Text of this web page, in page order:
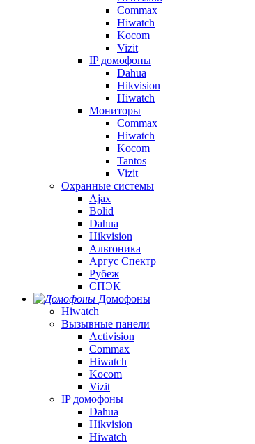
Commax
Hiwatch
Kocom
Vizit
IP домофоны
Dahua
Hikvision
Hiwatch
Мониторы
Commax
Hiwatch
Kocom
Tantos
Vizit
Охранные системы
Ajax
Bolid
Dahua
Hikvision
Альтоника
Аргус Спектр
Рубеж
СПЭК
Домофоны
Hiwatch
Вызывные панели
Activision
Commax
Hiwatch
Kocom
Vizit
IP домофоны
Dahua
Hikvision
Hiwatch